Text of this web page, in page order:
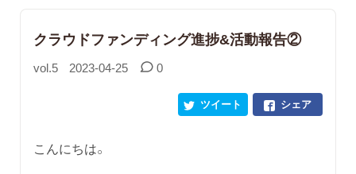
クラウドファンディング進捗&活動報告②
vol.5 2023-04-25 0
シェア
ツイート
こんにちは。